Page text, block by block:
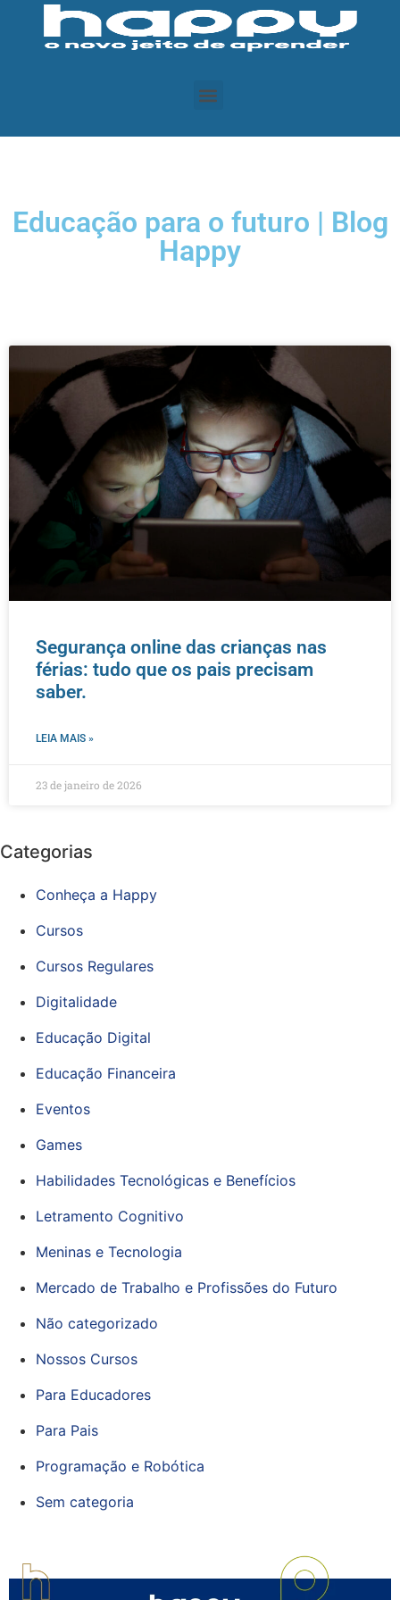
Educação para o futuro | Blog
Happy
Segurança online das crianças nas
férias: tudo que os pais precisam
saber.
LEIA MAIS »
23 de janeiro de 2026
Categorias
Conheça a Happy
Cursos
Cursos Regulares
Digitalidade
Educação Digital
Educação Financeira
Eventos
Games
Habilidades Tecnológicas e Benefícios
Letramento Cognitivo
Meninas e Tecnologia
Mercado de Trabalho e Profissões do Futuro
Não categorizado
Nossos Cursos
Para Educadores
Para Pais
Programação e Robótica
Sem categoria